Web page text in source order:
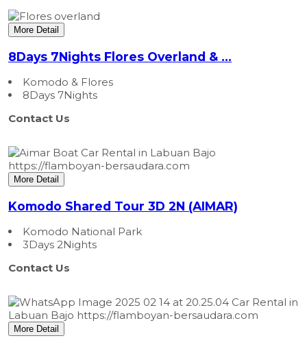
More Detail
8Days 7Nights Flores Overland & ...
Komodo & Flores
8Days 7Nights
Contact Us
More Detail
Komodo Shared Tour 3D 2N (AIMAR)
Komodo National Park
3Days 2Nights
Contact Us
More Detail